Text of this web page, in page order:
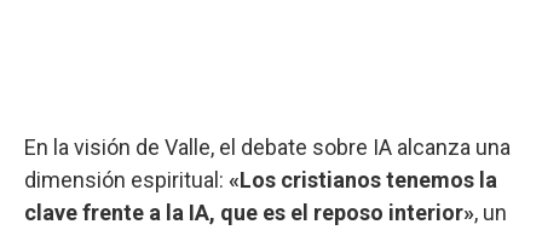
En la visión de Valle, el debate sobre IA alcanza una
dimensión espiritual: «Los cristianos tenemos la
clave frente a la IA, que es el reposo interior», un